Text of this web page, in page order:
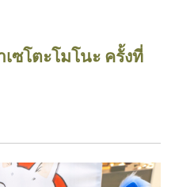
ซโตะโมโนะ ครั้งที่